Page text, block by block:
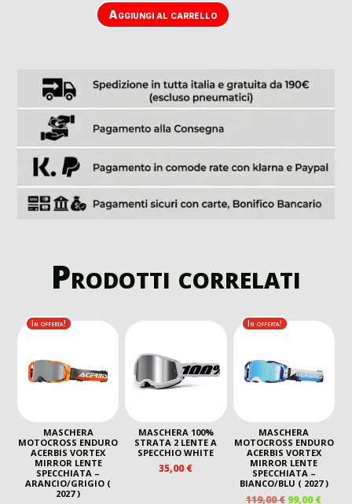
Aggiungi al carrello
Prodotti correlati
In offerta!
MASCHERA
MOTOCROSS ENDURO
ACERBIS VORTEX
MIRROR LENTE
SPECCHIATA –
ARANCIO/GRIGIO (
2027 )
MASCHERA 100%
STRATA 2 LENTE A
SPECCHIO WHITE
35,00€
In offerta!
MASCHERA
MOTOCROSS ENDURO
ACERBIS VORTEX
MIRROR LENTE
SPECCHIATA –
BIANCO/BLU ( 2027 )
119,00€ IL
99,00€IL